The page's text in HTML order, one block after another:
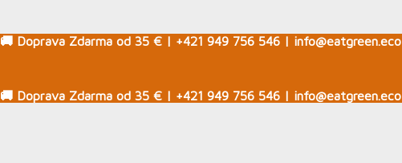
🚚 Doprava Zdarma od 35 € | +421 949 756 546 | info@eatgreen.eco
🚚 Doprava Zdarma od 35 € | +421 949 756 546 | info@eatgreen.eco